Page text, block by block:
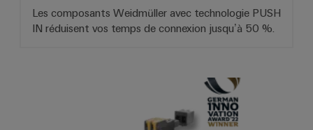
Les composants Weidmüller avec technologie PUSH
IN réduisent vos temps de connexion jusqu’à 50 %.
*OMNIMATE® 4.0*